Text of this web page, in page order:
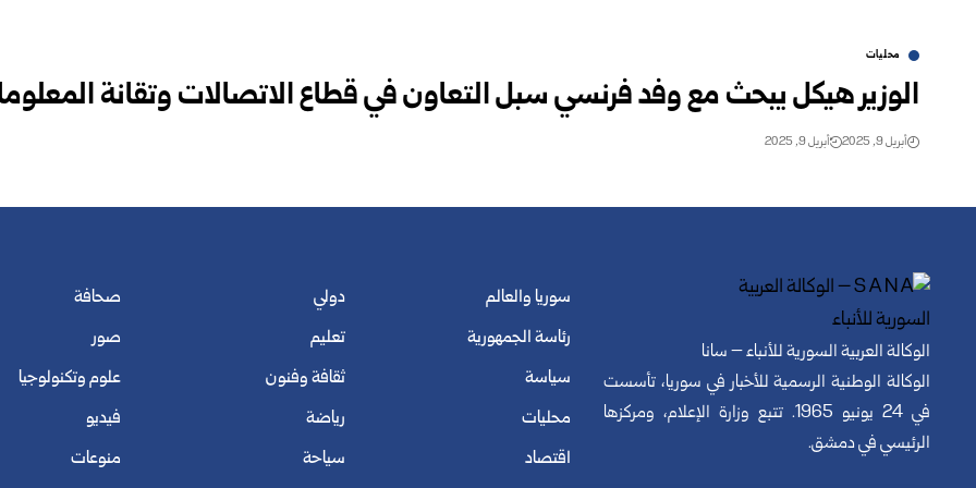
محليات
الوزير هيكل يبحث مع وفد فرنسي سبل التعاون في قطاع الاتصالات وتقانة
أبريل 9, 2025 أبريل 9, 2025
الوكالة العربية السورية للأنباء – سانا
الوكالة الوطنية الرسمية للأخبار في سوريا، تأسست
في 24 يونيو 1965. تتبع وزارة الإعلام، ومركزها
الرئيسي في دمشق.
سوريا والعالم
رئاسة الجمهورية
سياسة
محليات
اقتصاد
دولي
تعليم
ثقافة وفنون
رياضة
سياحة
صحافة
صور
علوم وتكنولوجيا
فيديو
منوعات